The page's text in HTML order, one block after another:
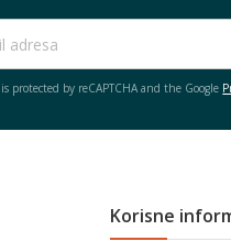
protected by reCAPTCHA and the Google
Korisne